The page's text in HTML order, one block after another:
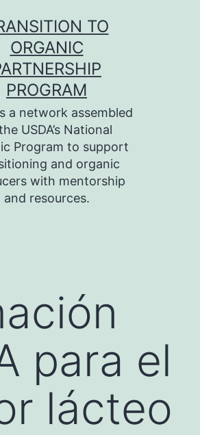
TO
ORGANIC
PROGRAM
a network assembled
USDA’s National
Program to support
and organic
with mentorship
and resources.
para el
lácteo